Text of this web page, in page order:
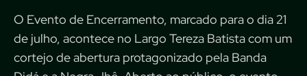
O Evento de Encerramento, marcado para o dia 21
de julho, acontece no Largo Tereza Batista com um
cortejo de abertura protagonizado pela Banda